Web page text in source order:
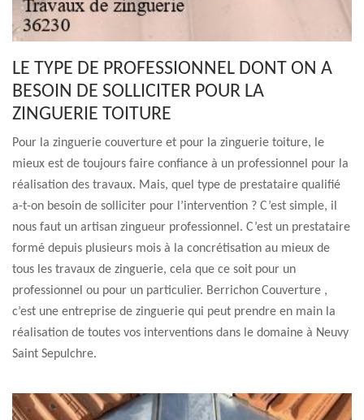
LE TYPE DE PROFESSIONNEL DONT ON A
BESOIN DE SOLLICITER POUR LA
ZINGUERIE TOITURE
Pour la zinguerie couverture et pour la zinguerie toiture, le
mieux est de toujours faire confiance à un professionnel pour la
réalisation des travaux. Mais, quel type de prestataire qualifié
a-t-on besoin de solliciter pour l’intervention ? C’est simple, il
nous faut un artisan zingueur professionnel. C’est un prestataire
formé depuis plusieurs mois à la concrétisation au mieux de
tous les travaux de zinguerie, cela que ce soit pour un
professionnel ou pour un particulier. Berrichon Couverture ,
c’est une entreprise de zinguerie qui peut prendre en main la
réalisation de toutes vos interventions dans le domaine à Neuvy
Saint Sepulchre.